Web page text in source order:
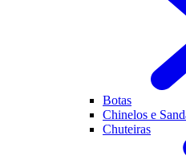
Botas
Chinelos e
Chuteiras